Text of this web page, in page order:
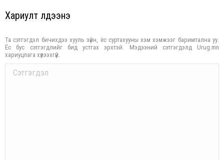
Хариулт үлдээнэ үү
Та сэтгэгдэл бичихдээ хууль зүйн, ёс суртахууны хэм хэмжээг баримтална уу.
Ёс бус сэтгэгдлийг бид устгах эрхтэй. Мэдээний сэтгэгдэлд Urug.mn
хариуцлага хүлээхгүй.
Comment